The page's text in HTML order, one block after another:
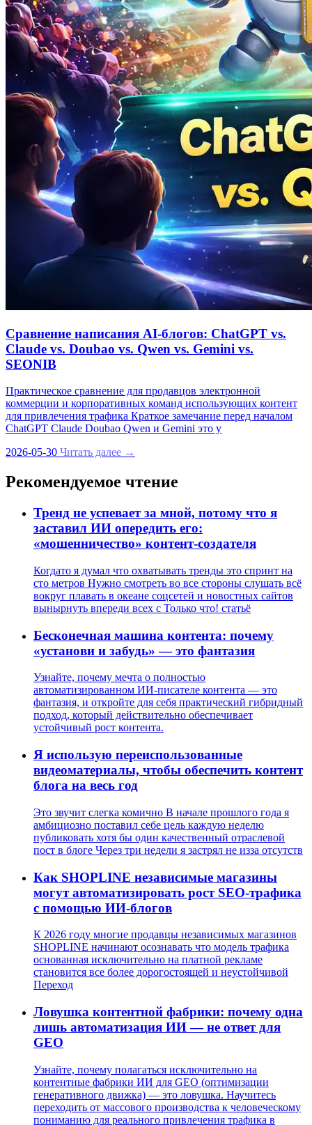
Сравнение написания AI‑блогов: ChatGPT vs.
Claude vs. Doubao vs. Qwen vs. Gemini vs.
SEONIB
Практическое сравнение для продавцов электронной
коммерции и корпоративных команд использующих контент
для привлечения трафика Краткое замечание перед началом
ChatGPT Claude Doubao Qwen и Gemini это у
2026-05-30 Читать далее →
Рекомендуемое чтение
Тренд не успевает за мной, потому что я
заставил ИИ опередить его:
«мошенничество» контент‑создателя
Когдато я думал что охватывать тренды это спринт на
сто метров Нужно смотреть во все стороны слушать всё
вокруг плавать в океане соцсетей и новостных сайтов
вынырнуть впереди всех с Только что! статьё
Бесконечная машина контента: почему
«установи и забудь» — это фантазия
Узнайте, почему мечта о полностью
автоматизированном ИИ-писателе контента — это
фантазия, и откройте для себя практический гибридный
подход, который действительно обеспечивает
устойчивый рост контента.
Я использую переиспользованные
видеоматериалы, чтобы обеспечить контент
блога на весь год
Это звучит слегка комично В начале прошлого года я
амбициозно поставил себе цель каждую неделю
публиковать хотя бы один качественный отраслевой
пост в блоге Через три недели я застрял не изза отсутств
Как SHOPLINE независимые магазины
могут автоматизировать рост SEO-трафика
с помощью ИИ-блогов
К 2026 году многие продавцы независимых магазинов
SHOPLINE начинают осознавать что модель трафика
основанная исключительно на платной рекламе
становится все более дорогостоящей и неустойчивой
Переход
Ловушка контентной фабрики: почему одна
лишь автоматизация ИИ — не ответ для
GEO
Узнайте, почему полагаться исключительно на
контентные фабрики ИИ для GEO (оптимизации
генеративного движка) — это ловушка. Научитесь
переходить от массового производства к человеческому
пониманию для реального привлечения трафика в